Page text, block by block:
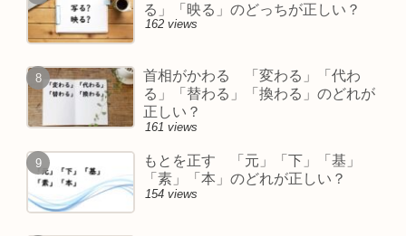
る」「映る」のどっちが正しい？
162 views
首相がかわる 「変わる」「代わ
る」「替わる」「換わる」のどれが
正しい？
161 views
もとを正す 「元」「下」「基」
「素」「本」のどれが正しい？
154 views